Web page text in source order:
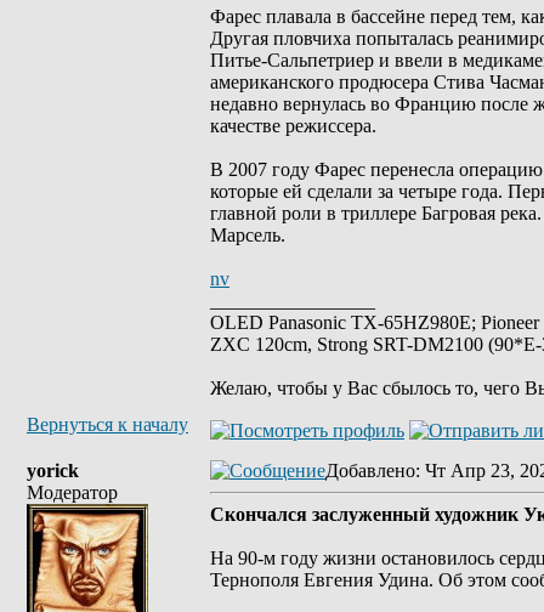
Фарес плавала в бассейне перед тем,
Другая пловчиха попыталась
Питье-Сальпетриер и ввели в
американского продюсера Стива
недавно вернулась во Францию
качестве режиссера.
В 2007 году Фарес перенесла
которые ей сделали за четыре года.
главной роли в триллере Багровая
Марсель.
nv
OLED Panasonic TX-65HZ980E;
ZXC 120cm, Strong SRT-DM2100
Желаю, чтобы у Вас сбылось то, чего
Вернуться к началу
yorick
Модератор
Добавлено: Чт Апр 23,
Скончался заслуженный художник
На 90-м году жизни остановилось
Тернополя Евгения Удина. Об этом